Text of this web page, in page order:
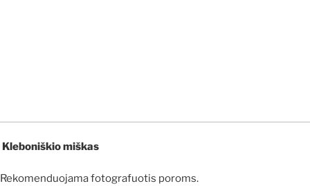
Kleboniškio miškas
Rekomenduojama fotografuotis poroms.